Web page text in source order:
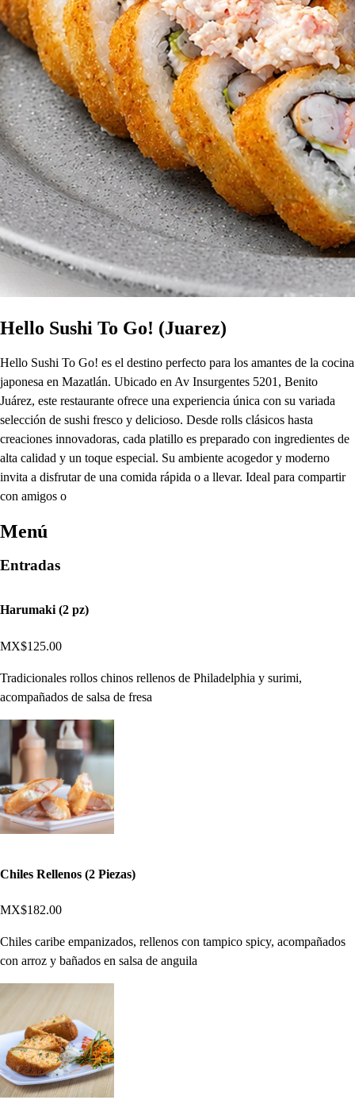
Hello Sushi To Go! (Juarez)
Hello Sushi To Go! es el destino perfecto para los amantes de la cocina
japonesa en Mazatlán. Ubicado en Av Insurgentes 5201, Benito
Juárez, este restaurante ofrece una experiencia única con su variada
selección de sushi fresco y delicioso. Desde rolls clásicos hasta
creaciones innovadoras, cada platillo es preparado con ingredientes de
alta calidad y un toque especial. Su ambiente acogedor y moderno
invita a disfrutar de una comida rápida o a llevar. Ideal para compartir
con amigos o
Menú
Entradas
Harumaki (2 pz)
MX$125.00
Tradicionales rollos chinos rellenos de Philadelphia y surimi,
acompañados de salsa de fresa
Chiles Rellenos (2 Piezas)
MX$182.00
Chiles caribe empanizados, rellenos con tampico spicy, acompañados
con arroz y bañados en salsa de anguila